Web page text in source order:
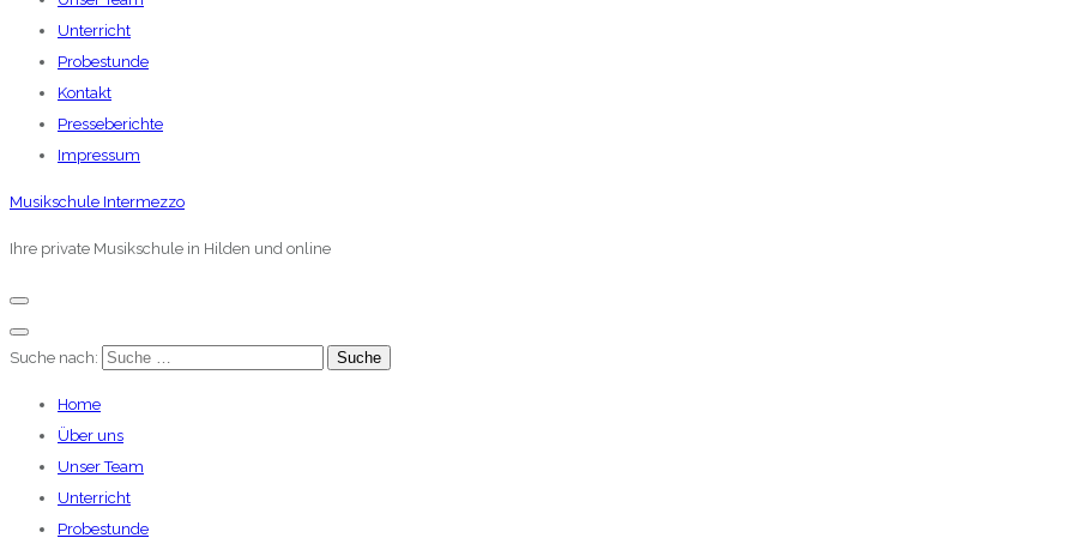
Unterricht
Probestunde
Kontakt
Presseberichte
Impressum
Musikschule Intermezzo
Ihre private Musikschule in Hilden und online
Suche nach:
Home
Über uns
Unser Team
Unterricht
Probestunde